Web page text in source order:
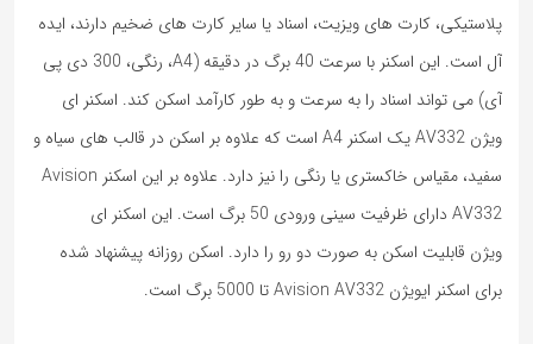
پلاستیکی، کارت های ویزیت، اسناد یا سایر کارت های ضخیم دارند، ایده
آل است. این اسکنر با سرعت 40 برگ در دقیقه (A4، رنگی، 300 دی پی
آی) می تواند اسناد را به سرعت و به طور کارآمد اسکن کند. اسکنر ای
ویژن AV332 یک اسکنر A4 است که علاوه بر اسکن در قالب های سیاه و
سفید، مقیاس خاکستری یا رنگی را نیز دارد. علاوه بر این اسکنر Avision
AV332 دارای ظرفیت سینی ورودی 50 برگ است. این اسکنر ای
ویژن قابلیت اسکن به صورت دو رو را دارد. اسکن روزانه پیشنهاد شده
برای اسکنر ایویژن Avision AV332 تا 5000 برگ است.